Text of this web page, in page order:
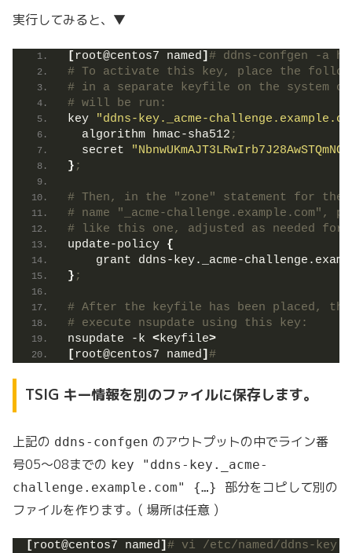
実行してみると、▼
[root@centos7 named] # ddns-confgen -a
# To activate this key, place the
# in a separate keyfile on the system or
# will be run:
key
"ddns-key._acme-
  algorithm hmac-sha512
;
  secret
} ;
# Then, in the "zone" statement for the
# name "_acme-challenge.example.com",
# like this one, adjusted as needed for
update-policy {
grant ddns-key._acme-
} ;
# After the keyfile has been placed, the
# execute nsupdate using this key:
nsupdate -k <keyfile>
[root@centos7 named] #
TSIG キー情報を別のファイルに保存します。
上記の ddns-confgen のアウトプットの中でライン番
号05〜08までの key "ddns-key._acme-
challenge.example.com" {…} 部分をコピして別の
ファイルを作ります。( 場所は任意 )
[root@centos7 named] # vi /etc/named/ddns-